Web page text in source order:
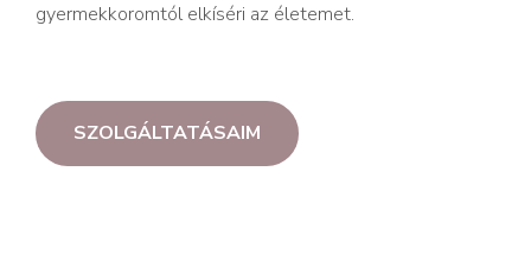
gyermekkoromtól elkíséri az életemet.
SZOLGÁLTATÁSAIM